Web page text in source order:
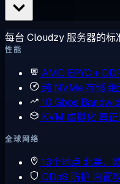
每台 Cloudzy 服务器的标
性能
AMD EPYC +
纯 NVMe 存储绝
10 Gbps
KVM 虚拟化 真
全球网络
13个地点 北美、
DDoS 防护 内置